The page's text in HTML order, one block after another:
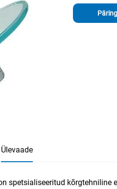
Päring
Ülevaade
spetsialiseeritud kõrgtehniline